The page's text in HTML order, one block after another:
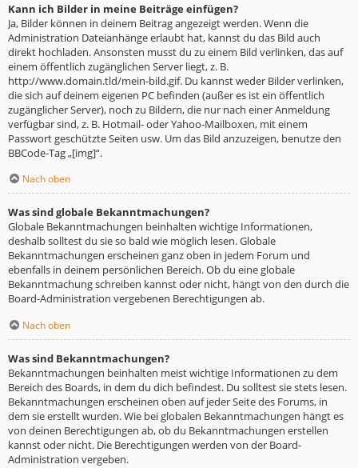
Kann ich Bilder in meine Beiträge einfügen?
Ja, Bilder können in deinem Beitrag angezeigt werden. Wenn die
Administration Dateianhänge erlaubt hat, kannst du das Bild auch
direkt hochladen. Ansonsten musst du zu einem Bild verlinken, das auf
einem öffentlich zugänglichen Server liegt, z. B.
http://www.domain.tld/mein-bild.gif. Du kannst weder Bilder verlinken,
die sich auf deinem eigenen PC befinden (außer es ist ein öffentlich
zugänglicher Server), noch zu Bildern, die nur nach einer Anmeldung
verfügbar sind, z. B. Hotmail- oder Yahoo-Mailboxen, mit einem
Passwort geschützte Seiten usw. Um das Bild anzuzeigen, benutze den
BBCode-Tag „[img]“.
Nach oben
Was sind globale Bekanntmachungen?
Globale Bekanntmachungen beinhalten wichtige Informationen,
deshalb solltest du sie so bald wie möglich lesen. Globale
Bekanntmachungen erscheinen ganz oben in jedem Forum und
ebenfalls in deinem persönlichen Bereich. Ob du eine globale
Bekanntmachung schreiben kannst oder nicht, hängt von den durch die
Board-Administration vergebenen Berechtigungen ab.
Nach oben
Was sind Bekanntmachungen?
Bekanntmachungen beinhalten meist wichtige Informationen zu dem
Bereich des Boards, in dem du dich befindest. Du solltest sie stets lesen.
Bekanntmachungen erscheinen oben auf jeder Seite des Forums, in
dem sie erstellt wurden. Wie bei globalen Bekanntmachungen hängt es
von deinen Berechtigungen ab, ob du Bekanntmachungen erstellen
kannst oder nicht. Die Berechtigungen werden von der Board-
Administration vergeben.